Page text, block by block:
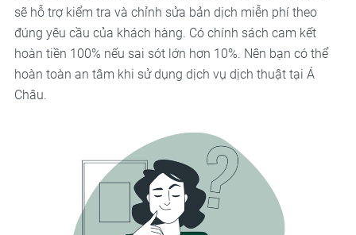
sẽ hỗ trợ kiểm tra và chỉnh sửa bản dịch miễn phí theo
đúng yêu cầu của khách hàng. Có chính sách cam kết
hoàn tiền 100% nếu sai sót lớn hơn 10%. Nên bạn có thể
hoàn toàn an tâm khi sử dụng dịch vụ dịch thuật tại Á
Châu.